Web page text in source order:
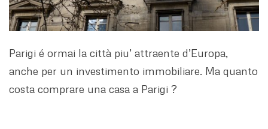
Parigi é ormai la città piu’ attraente d’Europa,
anche per un investimento immobiliare. Ma quanto
costa comprare una casa a Parigi ?